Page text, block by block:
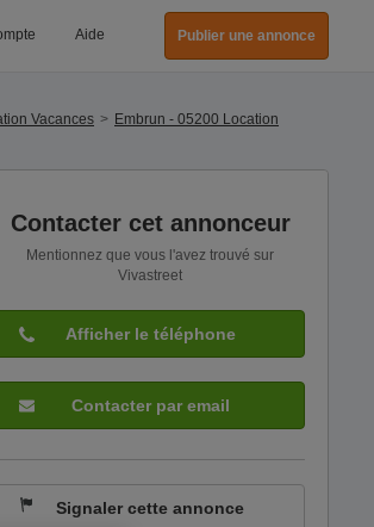
Aide Publier une annonce
Vacances
Embrun - 05200 Location
Contacter cet annonceur
Mentionnez que vous l'avez trouvé sur
Vivastreet
Afficher le téléphone
Contacter par email
Signaler cette annonce